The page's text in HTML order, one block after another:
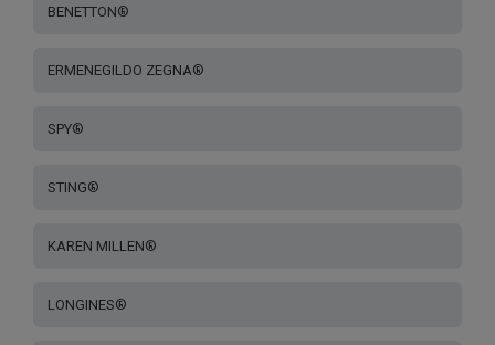
BENETTON®
ERMENEGILDO ZEGNA®
SPY®
STING®
KAREN MILLEN®
LONGINES®